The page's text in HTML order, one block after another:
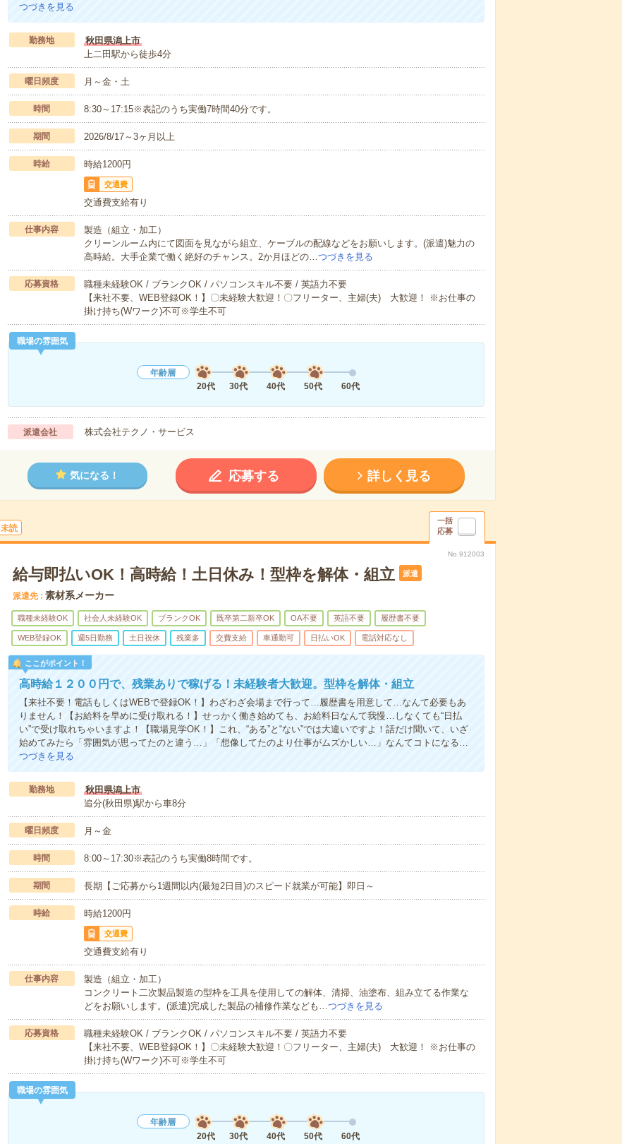
つづきを見る
勤務地
秋田県潟上市
上二田駅から徒歩4分
曜日頻度 月～金・土
時間 8:30～17:15※表記のうち実働7時間40分です。
期間 2026/8/17～3ヶ月以上
時給 時給1200円
交通費
交通費支給有り
仕事内容
製造（組立・加工）
クリーンルーム内にて図面を見ながら組立、ケーブルの配線などをお願いします。(派遣)魅力の
高時給。大手企業で働く絶好のチャンス。2か月ほどの… つづきを見る
応募資格
職種未経験OK / ブランクOK / パソコンスキル不要 / 英語力不要
【来社不要、WEB登録OK！】〇未経験大歓迎！〇フリーター、主婦(夫) 大歓迎！ ※お仕事の
掛け持ち(Wワーク)不可※学生不可
職場の雰囲気
年齢層
20代
30代 40代 50代 60代
派遣会社 株式会社テクノ・サービス
気になる！ 応募する 詳しく見る
未読
一括
応募
No.912003
給与即払いOK！高時給！土日休み！型枠を解体・組立 派遣
派遣先 素材系メーカー
職種未経験OK 社会人未経験OK ブランクOK 既卒第二新卒OK OA不要 英語不要 履歴書不要
WEB登録OK 週5日勤務 土日祝休 残業多 交費支給 車通勤可 日払いOK 電話対応なし
ここがポイント！
高時給１２００円で、残業ありで稼げる！未経験者大歓迎。型枠を解体・組立
【来社不要！電話もしくはWEBで登録OK！】わざわざ会場まで行って…履歴書を用意して…なんて必要もあ
りません！【お給料を早めに受け取れる！】せっかく働き始めても、お給料日なんて我慢…しなくても“日払
い”で受け取れちゃいますよ！【職場見学OK！】これ、“ある”と“ない”では大違いですよ！話だけ聞いて、いざ
始めてみたら「雰囲気が思ってたのと違う…」「想像してたのより仕事がムズかしい…」なんてコトになる…
つづきを見る
勤務地
秋田県潟上市
追分(秋田県)駅から車8分
曜日頻度 月～金
時間 8:00～17:30※表記のうち実働8時間です。
期間 長期【ご応募から1週間以内(最短2日目)のスピード就業が可能】即日～
時給 時給1200円
交通費
交通費支給有り
仕事内容
製造（組立・加工）
コンクリート二次製品製造の型枠を工具を使用しての解体、清掃、油塗布、組み立てる作業な
どをお願いします。(派遣)完成した製品の補修作業なども…つづきを見る
応募資格
職種未経験OK / ブランクOK / パソコンスキル不要 / 英語力不要
【来社不要、WEB登録OK！】〇未経験大歓迎！〇フリーター、主婦(夫) 大歓迎！ ※お仕事の
掛け持ち(Wワーク)不可※学生不可
職場の雰囲気
年齢層
20代
30代 40代 50代 60代